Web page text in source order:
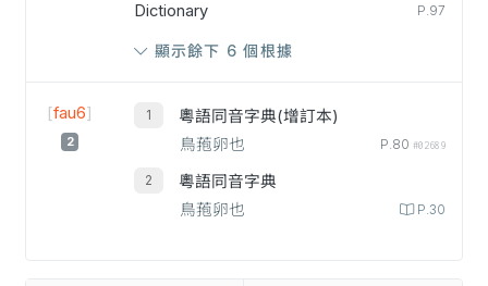
Dictionary
P.97
顯示餘下 6 個根據
[fau6]
2
粵語同音字典(增訂本)
鳥菢卵也
P.80 #02689
粵語同音字典
鳥菢卵也
P.30